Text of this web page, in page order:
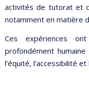
activités de tutorat et
notamment en matière
Ces expériences
profondément
l’équité, l’accessibilité